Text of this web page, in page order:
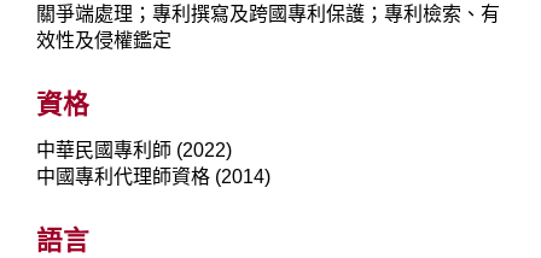
關爭端處理；專利撰寫及跨國專利保護；專利檢索、有
效性及侵權鑑定
資格
中華民國專利師 (2022)
中國專利代理師資格 (2014)
語言